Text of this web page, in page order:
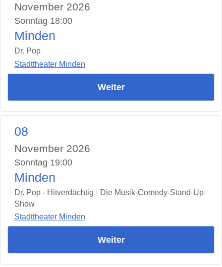
November 2026
Sonntag 18:00
Minden
Dr. Pop
Stadttheater Minden
Weiter
08
November 2026
Sonntag 19:00
Minden
Dr. Pop - Hitverdächtig - Die Musik-Comedy-Stand-Up-
Show
Stadttheater Minden
Weiter